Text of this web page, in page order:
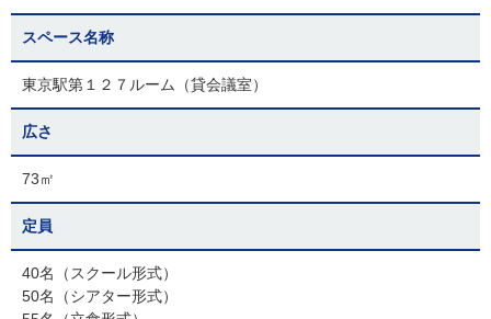
スペース名称
東京駅第１２７ルーム（貸会議室）
広さ
73㎡
定員
40名（スクール形式）
50名（シアター形式）